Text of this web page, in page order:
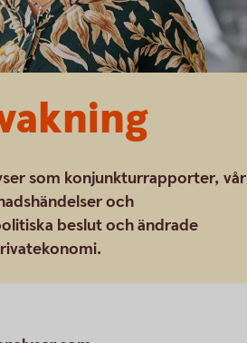
som konjunkturrapporter, vår
och
beslut och ändrade